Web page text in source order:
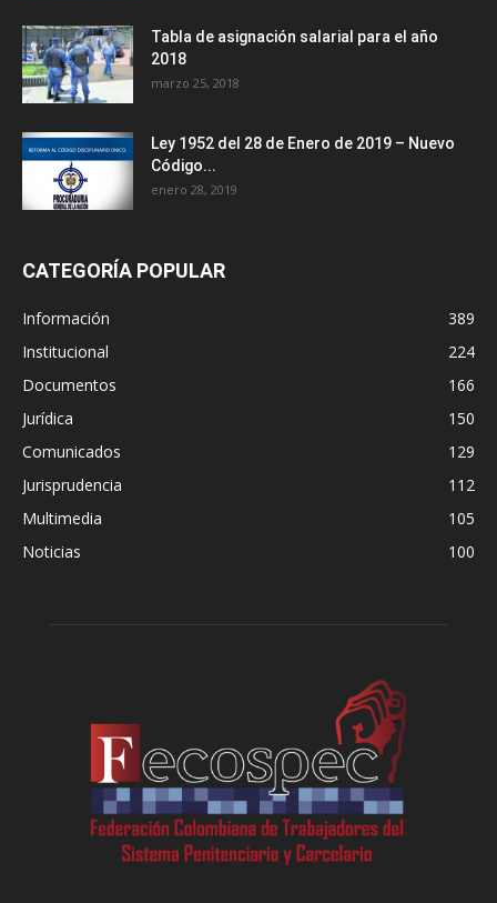
Tabla de asignación salarial para el año
2018
marzo 25, 2018
Ley 1952 del 28 de Enero de 2019 – Nuevo
Código...
enero 28, 2019
CATEGORÍA POPULAR
Información
389
Institucional
224
Documentos
166
Jurídica
150
Comunicados
129
Jurisprudencia
112
Multimedia
105
Noticias
100